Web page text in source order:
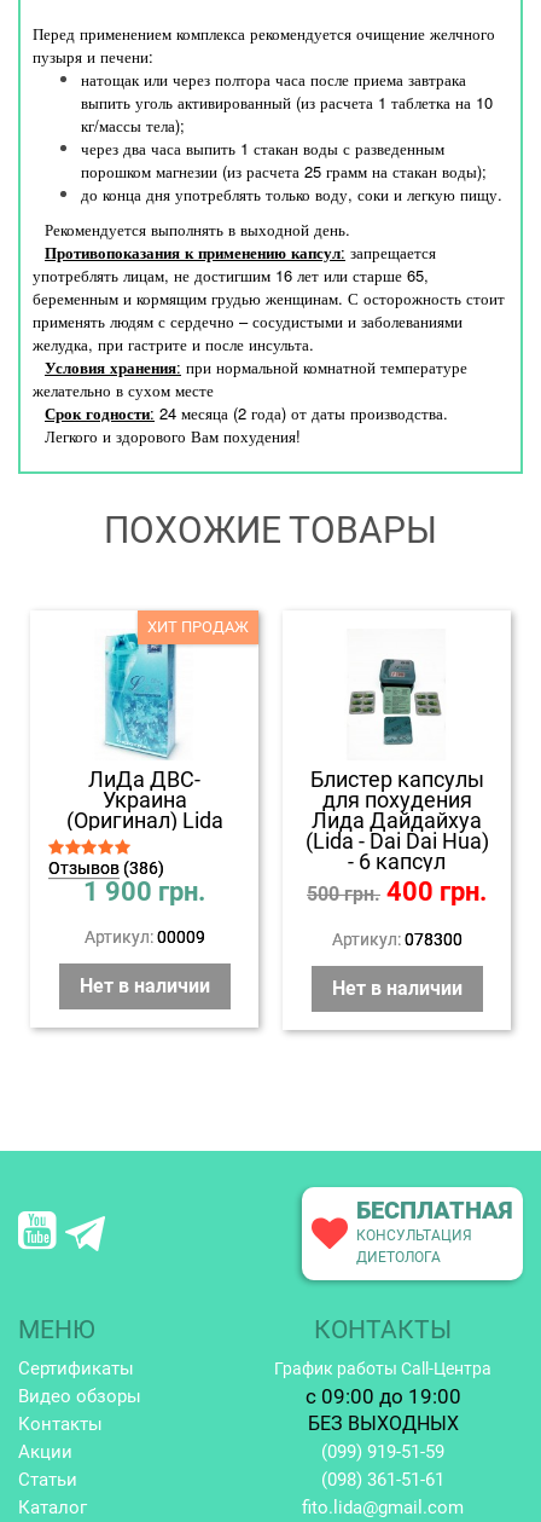
Перед применением комплекса рекомендуется очищение желчного
пузыря и печени:
натощак или через полтора часа после приема завтрака
выпить уголь активированный (из расчета 1 таблетка на 10
кг/массы тела);
через два часа выпить 1 стакан воды с разведенным
порошком магнезии (из расчета 25 грамм на стакан воды);
до конца дня употреблять только воду, соки и легкую пищу.
Рекомендуется выполнять в выходной день.
Противопоказания к применению капсул: запрещается
употреблять лицам, не достигшим 16 лет или старше 65,
беременным и кормящим грудью женщинам. С осторожность стоит
применять людям с сердечно – сосудистыми и заболеваниями
желудка, при гастрите и после инсульта.
Условия хранения: при нормальной комнатной температуре
желательно в сухом месте
Срок годности: 24 месяца (2 года) от даты производства.
Легкого и здорового Вам похудения!
ПОХОЖИЕ ТОВАРЫ
ХИТ ПРОДАЖ
ЛиДа ДВС-
Украина
(Оригинал) Lida
Отзывов(386)
1 900 грн.
Артикул:00009
Нет в наличии
Блистер капсулы
для похудения
Лида Дайдайхуа
(Lida - Dai Dai Hua)
- 6 капсул
500грн. 400 грн.
Артикул:078300
Нет в наличии
БЕСПЛАТНАЯ
КОНСУЛЬТАЦИЯ
ДИЕТОЛОГА
МЕНЮ
Сертификаты
Видео обзоры
Контакты
Акции
Статьи
Каталог
КОНТАКТЫ
График работы Call-Центра
c 09:00 до 19:00
БЕЗ ВЫХОДНЫХ
(099) 919-51-59
(098) 361-51-61
fito.lida@gmail.com